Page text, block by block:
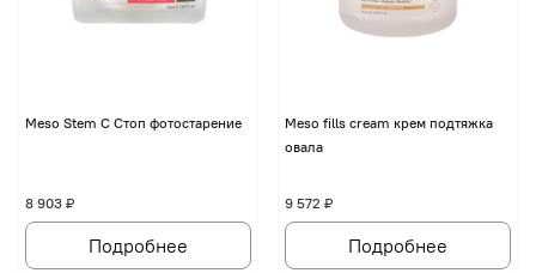
Meso Stem C Стоп фотостарение
8 903 ₽
Подробнее
Meso fills cream крем подтяжка
овала
9 572 ₽
Подробнее